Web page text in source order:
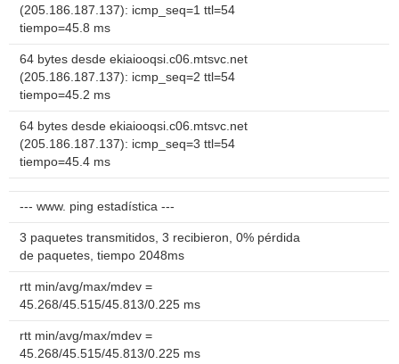
(205.186.187.137): icmp_seq=1 ttl=54
tiempo=45.8 ms
64 bytes desde ekiaiooqsi.c06.mtsvc.net
(205.186.187.137): icmp_seq=2 ttl=54
tiempo=45.2 ms
64 bytes desde ekiaiooqsi.c06.mtsvc.net
(205.186.187.137): icmp_seq=3 ttl=54
tiempo=45.4 ms
--- www. ping estadística ---
3 paquetes transmitidos, 3 recibieron, 0% pérdida
de paquetes, tiempo 2048ms
rtt min/avg/max/mdev =
45.268/45.515/45.813/0.225 ms
rtt min/avg/max/mdev =
45.268/45.515/45.813/0.225 ms